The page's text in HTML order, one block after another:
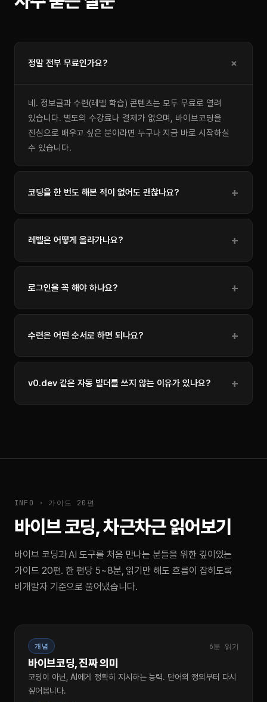
정말 전부 무료인가요?
네. 정보글과 수련(레벨 학습) 콘텐츠는 모두 무료로 열려
있습니다. 별도의 수강료나 결제가 없으며, 바이브코딩을
진심으로 배우고 싶은 분이라면 누구나 지금 바로 시작하실
수 있습니다.
코딩을 한 번도 해본 적이 없어도 괜찮나요?
레벨은 어떻게 올라가나요?
로그인을 꼭 해야 하나요?
수련은 어떤 순서로 하면 되나요?
v0.dev 같은 자동 빌더를 쓰지 않는 이유가 있나요?
INFO · 가이드 20편
바이브 코딩, 차근차근 읽어보기
바이브 코딩과 AI 도구를 처음 만나는 분들을 위한 깊이있는
가이드 20편. 한 편당 5~8분, 읽기만 해도 흐름이 잡히도록
비개발자 기준으로 풀어냈습니다.
개념 6분 읽기
바이브코딩, 진짜 의미
코딩이 아닌, AI에게 정확히 지시하는 능력. 단어의 정의부터 다시
짚어봅니다.